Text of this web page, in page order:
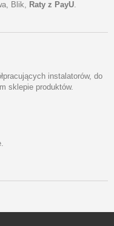
Blik, Raty z PayU
instalatorów, do
sklepie produktów.